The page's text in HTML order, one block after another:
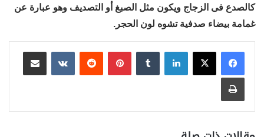
كالصدع فى الزجاج ويكون مثل الصبغ أو التصديف وهو عبارة عن
غمامة بيضاء صدفية تشوه لون الحجر.
لينكدإن بينتيريست
مشاركة عبر البريد
طباعة